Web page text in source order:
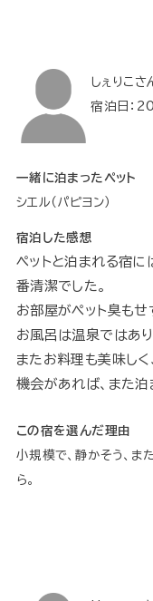
しぇりこさ
宿泊日：
一緒に泊まったペット
シエル（パピヨン）
宿泊した感想
ペットと泊まれる宿
番清潔でした。
お部屋がペット臭もせ
お風呂は温泉ではあり
またお料理も美味し
機会があれば、また泊
この宿を選んだ理由
小規模で、静かそう、ま
ら。